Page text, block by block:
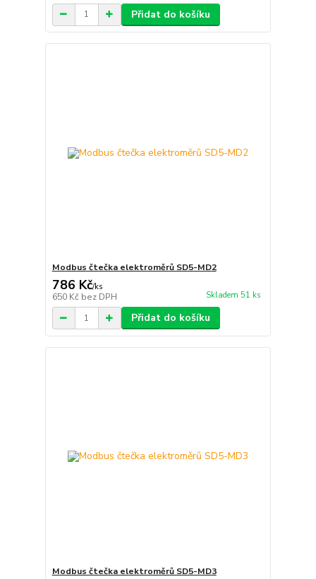
Přidat do košíku
Modbus čtečka elektroměrů SD5-MD2
786 Kč/ks
650 Kč bez DPH Skladem 51 ks
Přidat do košíku
Modbus čtečka elektroměrů SD5-MD3